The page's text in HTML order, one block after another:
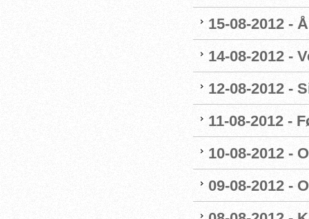
15-08-2012 -
14-08-2012 -
12-08-2012 -
11-08-2012 -
10-08-2012 -
09-08-2012 -